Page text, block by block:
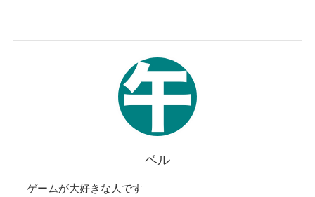
ベル
ゲームが大好きな人です